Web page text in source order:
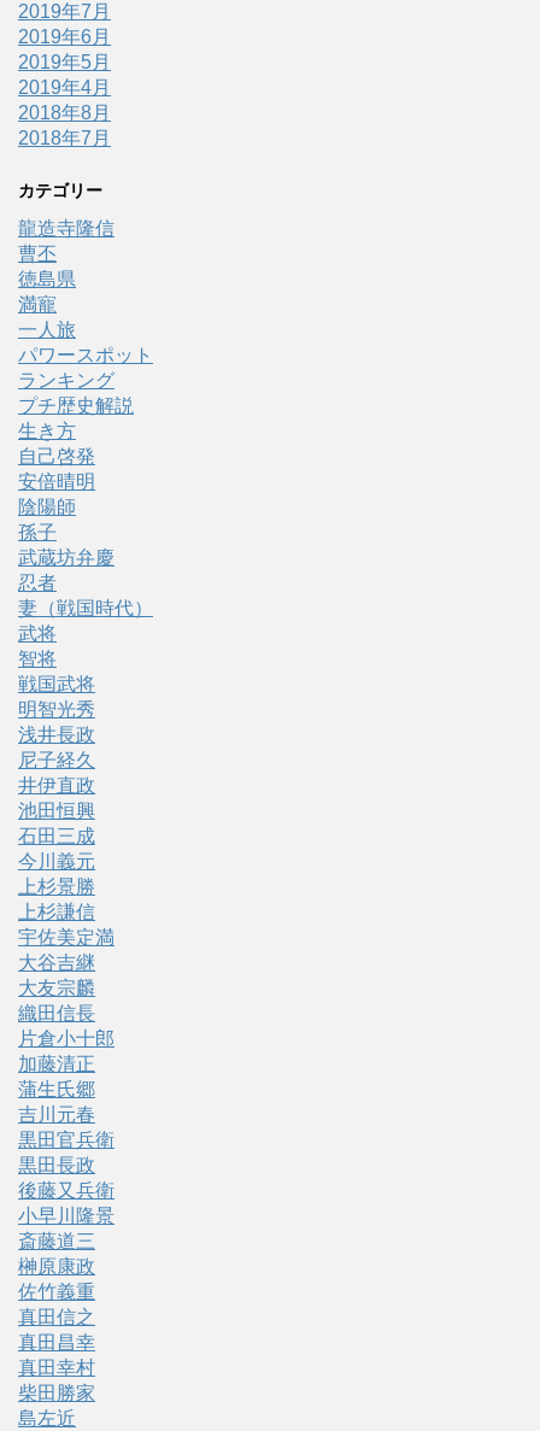
2019年7月
2019年6月
2019年5月
2019年4月
2018年8月
2018年7月
カテゴリー
龍造寺隆信
曹丕
徳島県
満寵
一人旅
パワースポット
ランキング
プチ歴史解説
生き方
自己啓発
安倍晴明
陰陽師
孫子
武蔵坊弁慶
忍者
妻（戦国時代）
武将
智将
戦国武将
明智光秀
浅井長政
尼子経久
井伊直政
池田恒興
石田三成
今川義元
上杉景勝
上杉謙信
宇佐美定満
大谷吉継
大友宗麟
織田信長
片倉小十郎
加藤清正
蒲生氏郷
吉川元春
黒田官兵衛
黒田長政
後藤又兵衛
小早川隆景
斎藤道三
榊原康政
佐竹義重
真田信之
真田昌幸
真田幸村
柴田勝家
島左近